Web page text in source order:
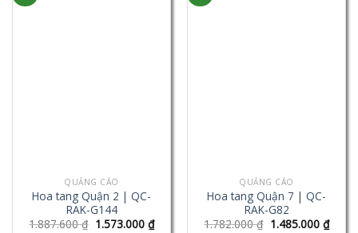
QUẢNG CÁO
Hoa tang Quận 2 | QC-
RAK-G144
1.887.600₫ 1.573.000 ₫
QUẢNG CÁO
Hoa tang Quận 7 | QC-
RAK-G82
1.782.000₫ 1.485.000 ₫